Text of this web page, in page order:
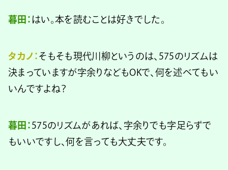
暮田： はい。本を読むことは好きでした。
タカノ： そもそも現代川柳というのは、575のリズムは
決まっていますが字余りなどもOKで、何を述べてもい
いんですよね？
暮田： 575のリズムがあれば、字余りでも字足らずで
もいいですし、何を言っても大丈夫です。